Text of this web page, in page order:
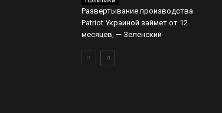
Развертывание производства
Patriot Украиной займет от 12
месяцев, — Зеленский